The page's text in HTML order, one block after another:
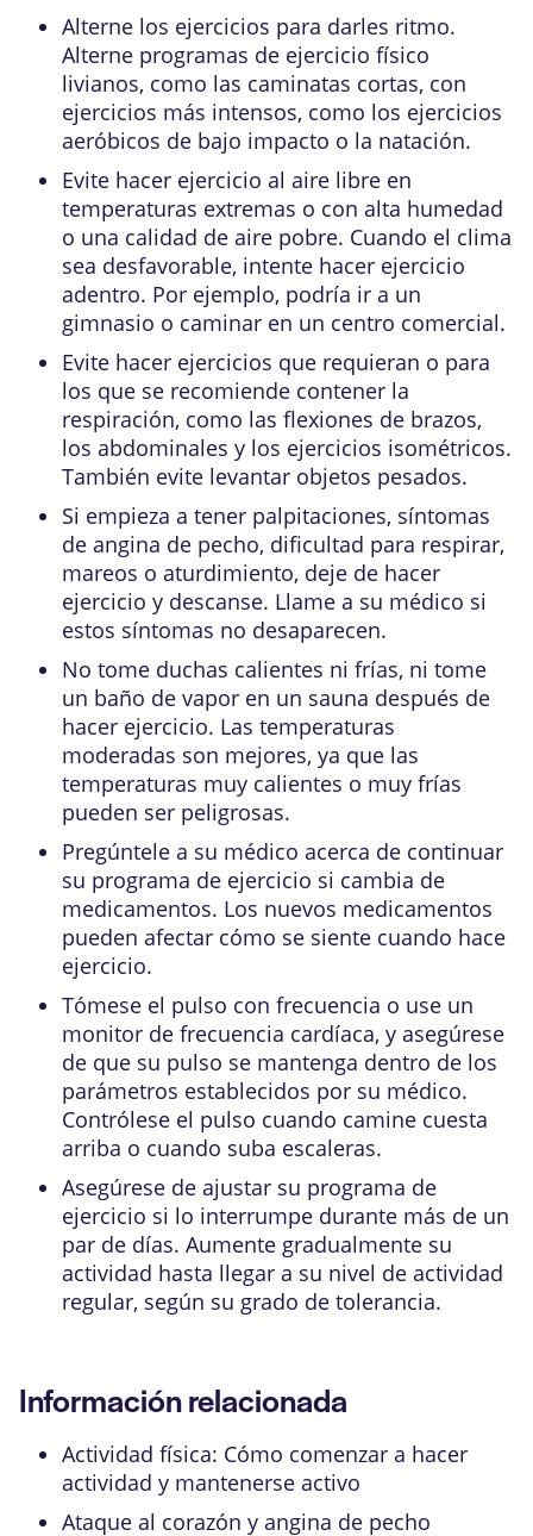
Alterne los ejercicios para darles ritmo.
Alterne programas de ejercicio físico
livianos, como las caminatas cortas, con
ejercicios más intensos, como los ejercicios
aeróbicos de bajo impacto o la natación.
Evite hacer ejercicio al aire libre en
temperaturas extremas o con alta humedad
o una calidad de aire pobre. Cuando el clima
sea desfavorable, intente hacer ejercicio
adentro. Por ejemplo, podría ir a un
gimnasio o caminar en un centro comercial.
Evite hacer ejercicios que requieran o para
los que se recomiende contener la
respiración, como las flexiones de brazos,
los abdominales y los ejercicios isométricos.
También evite levantar objetos pesados.
Si empieza a tener palpitaciones, síntomas
de angina de pecho, dificultad para respirar,
mareos o aturdimiento, deje de hacer
ejercicio y descanse. Llame a su médico si
estos síntomas no desaparecen.
No tome duchas calientes ni frías, ni tome
un baño de vapor en un sauna después de
hacer ejercicio. Las temperaturas
moderadas son mejores, ya que las
temperaturas muy calientes o muy frías
pueden ser peligrosas.
Pregúntele a su médico acerca de continuar
su programa de ejercicio si cambia de
medicamentos. Los nuevos medicamentos
pueden afectar cómo se siente cuando hace
ejercicio.
Tómese el pulso con frecuencia o use un
monitor de frecuencia cardíaca, y asegúrese
de que su pulso se mantenga dentro de los
parámetros establecidos por su médico.
Contrólese el pulso cuando camine cuesta
arriba o cuando suba escaleras.
Asegúrese de ajustar su programa de
ejercicio si lo interrumpe durante más de un
par de días. Aumente gradualmente su
actividad hasta llegar a su nivel de actividad
regular, según su grado de tolerancia.
Información relacionada
Actividad física: Cómo comenzar a hacer
actividad y mantenerse activo
Ataque al corazón y angina de pecho